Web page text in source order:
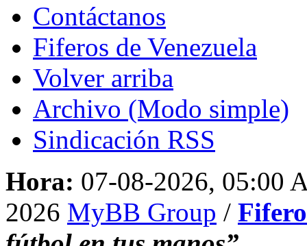
Contáctanos
Fiferos de Venezuela
Volver arriba
Archivo (Modo simple)
Sindicación RSS
Hora: 07-08-2026, 05:00
2026 MyBB Group /